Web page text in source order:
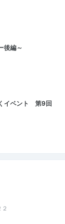
後編～
イベント 第9回